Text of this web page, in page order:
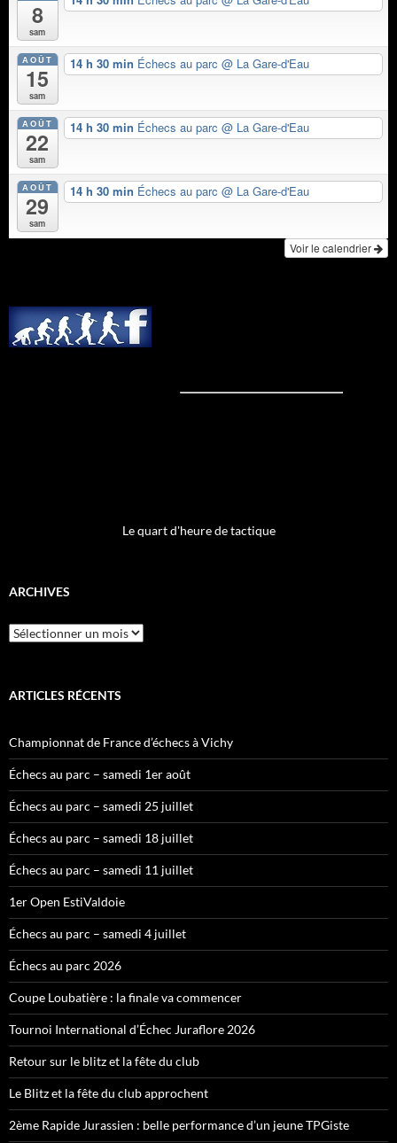
8
sam
AOÛT
15
sam
14 h 30 min Échecs au parc @ La Gare-d'Eau
AOÛT
22
sam
14 h 30 min Échecs au parc @ La Gare-d'Eau
AOÛT
29
sam
14 h 30 min Échecs au parc @ La Gare-d'Eau
Voir le calendrier
Le quart d'heure de tactique
ARCHIVES
Archives
ARTICLES RÉCENTS
Championnat de France d’échecs à Vichy
Échecs au parc – samedi 1er août
Échecs au parc – samedi 25 juillet
Échecs au parc – samedi 18 juillet
Échecs au parc – samedi 11 juillet
1er Open EstiValdoie
Échecs au parc – samedi 4 juillet
Échecs au parc 2026
Coupe Loubatière : la finale va commencer
Tournoi International d’Échec Juraflore 2026
Retour sur le blitz et la fête du club
Le Blitz et la fête du club approchent
2ème Rapide Jurassien : belle performance d’un jeune TPGiste